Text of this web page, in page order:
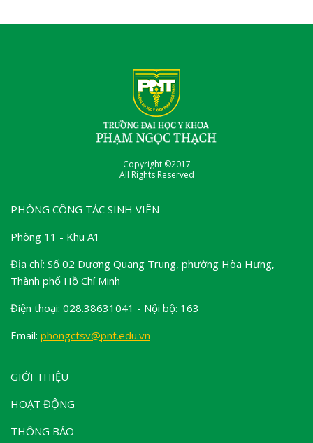
Copyright ©2017
All Rights Reserved
PHÒNG CÔNG TÁC SINH VIÊN
Phòng 11 - Khu A1
Địa chỉ: Số 02 Dương Quang Trung, phường Hòa Hưng,
Thành phố Hồ Chí Minh
Điện thoại: 028.38631041 - Nội bộ: 163
Email: phongctsv@pnt.edu.vn
GIỚI THIỆU
HOẠT ĐỘNG
THÔNG BÁO